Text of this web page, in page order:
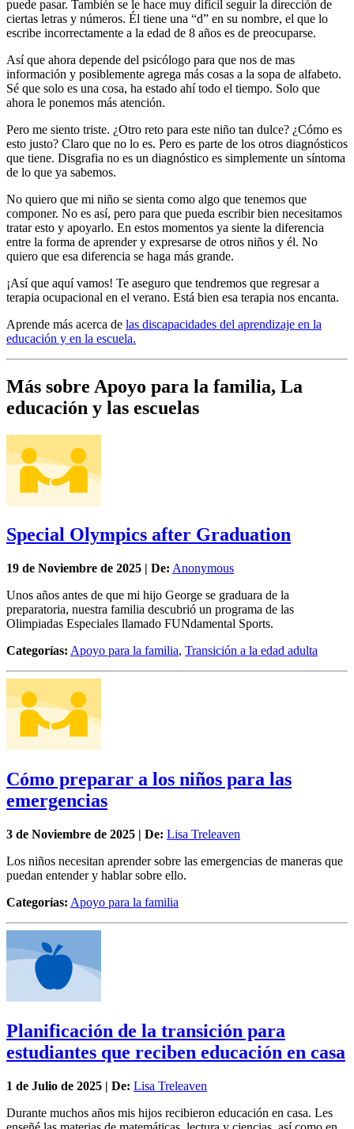
puede pasar. También se le hace muy difícil seguir la dirección de
ciertas letras y números. Él tiene una “d” en su nombre, el que lo
escribe incorrectamente a la edad de 8 años es de preocuparse.
Así que ahora depende del psicólogo para que nos de mas
información y posiblemente agrega más cosas a la sopa de alfabeto.
Sé que solo es una cosa, ha estado ahí todo el tiempo. Solo que
ahora le ponemos más atención.
Pero me siento triste. ¿Otro reto para este niño tan dulce? ¿Cómo es
esto justo? Claro que no lo es. Pero es parte de los otros diagnósticos
que tiene. Disgrafia no es un diagnóstico es simplemente un síntoma
de lo que ya sabemos.
No quiero que mi niño se sienta como algo que tenemos que
componer. No es así, pero para que pueda escribir bien necesitamos
tratar esto y apoyarlo. En estos momentos ya siente la diferencia
entre la forma de aprender y expresarse de otros niños y él. No
quiero que esa diferencia se haga más grande.
¡Así que aquí vamos! Te aseguro que tendremos que regresar a
terapia ocupacional en el verano. Está bien esa terapia nos encanta.
Aprende más acerca de las discapacidades del aprendizaje en la
educación y en la escuela.
Más sobre Apoyo para la familia, La
educación y las escuelas
Special Olympics after Graduation
19 de Noviembre de 2025 | De: Anonymous
Unos años antes de que mi hijo George se graduara de la
preparatoria, nuestra familia descubrió un programa de las
Olimpiadas Especiales llamado FUNdamental Sports.
Categorías: Apoyo para la familia, Transición a la edad adulta
Cómo preparar a los niños para las
emergencias
3 de Noviembre de 2025 | De: Lisa Treleaven
Los niños necesitan aprender sobre las emergencias de maneras que
puedan entender y hablar sobre ello.
Categorías: Apoyo para la familia
Planificación de la transición para
estudiantes que reciben educación en casa
1 de Julio de 2025 | De: Lisa Treleaven
Durante muchos años mis hijos recibieron educación en casa. Les